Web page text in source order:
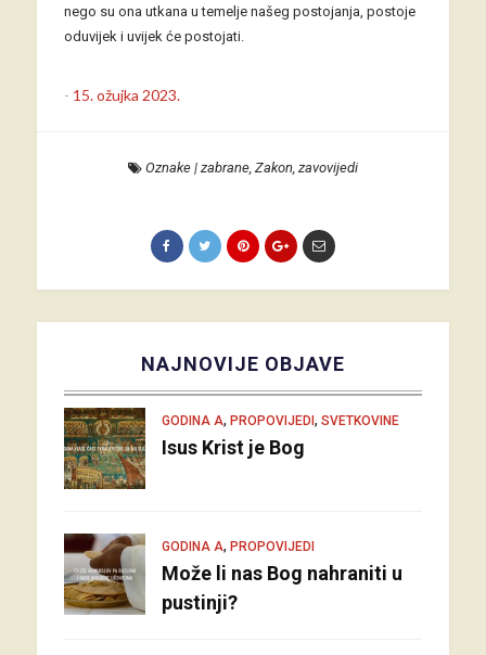
nego su ona utkana u temelje našeg postojanja, postoje
oduvijek i uvijek će postojati.
- 15. ožujka 2023.
Oznake| zabrane, Zakon, zavovijedi
NAJNOVIJE OBJAVE
GODINA A, PROPOVIJEDI , SVETKOVINE
Isus Krist je Bog
GODINA A, PROPOVIJEDI
Može li nas Bog nahraniti u
pustinji?